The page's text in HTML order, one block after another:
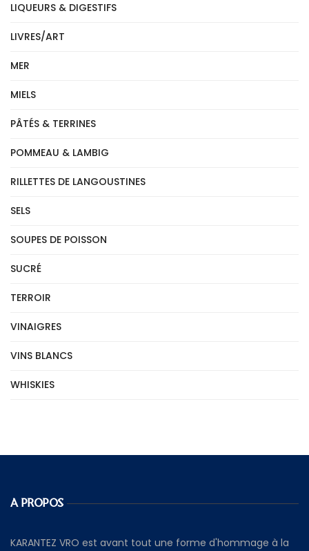
LIQUEURS & DIGESTIFS
LIVRES/ART
MER
MIELS
PÂTÉS & TERRINES
POMMEAU & LAMBIG
RILLETTES DE LANGOUSTINES
SELS
SOUPES DE POISSON
SUCRÉ
TERROIR
VINAIGRES
VINS BLANCS
WHISKIES
A PROPOS
KARANTEZ VRO est avant tout une forme d'hommage à la